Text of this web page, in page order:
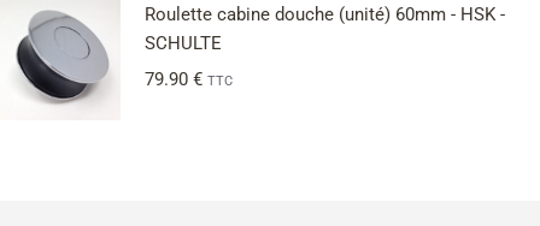
Roulette cabine douche (unité) 60mm - HSK -
SCHULTE
79.90 € TTC